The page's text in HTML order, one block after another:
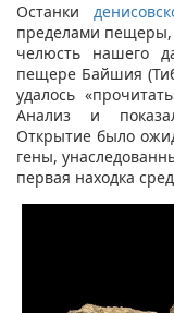
Останки
пределами пещеры,
челюсть нашего
пещере Байшия
удалось
Анализ и
Открытие было
гены,
первая находка